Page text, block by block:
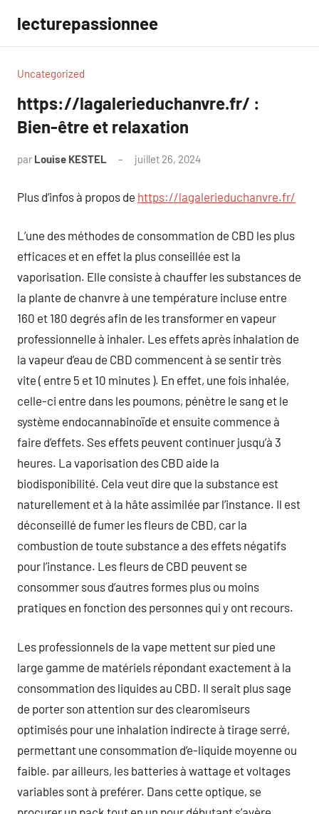
contenu
lecturepassionnee
Uncategorized
https://lagalerieduchanvre.fr/ :
Bien-être et relaxation
par Louise KESTEL juillet 26, 2024
Plus d’infos à propos de https://lagalerieduchanvre.fr/
L’une des méthodes de consommation de CBD les plus
efficaces et en effet la plus conseillée est la
vaporisation. Elle consiste à chauffer les substances de
la plante de chanvre à une température incluse entre
160 et 180 degrés afin de les transformer en vapeur
professionnelle à inhaler. Les effets après inhalation de
la vapeur d’eau de CBD commencent à se sentir très
vite ( entre 5 et 10 minutes ). En effet, une fois inhalée,
celle-ci entre dans les poumons, pénètre le sang et le
système endocannabinoïde et ensuite commence à
faire d’effets. Ses effets peuvent continuer jusqu’à 3
heures. La vaporisation des CBD aide la
biodisponibilité. Cela veut dire que la substance est
naturellement et à la hâte assimilée par l’instance. Il est
déconseillé de fumer les fleurs de CBD, car la
combustion de toute substance a des effets négatifs
pour l’instance. Les fleurs de CBD peuvent se
consommer sous d’autres formes plus ou moins
pratiques en fonction des personnes qui y ont recours.
Les professionnels de la vape mettent sur pied une
large gamme de matériels répondant exactement à la
consommation des liquides au CBD. Il serait plus sage
de porter son attention sur des clearomiseurs
optimisés pour une inhalation indirecte à tirage serré,
permettant une consommation d’e-liquide moyenne ou
faible. par ailleurs, les batteries à wattage et voltages
variables sont à preférer. Dans cette optique, se